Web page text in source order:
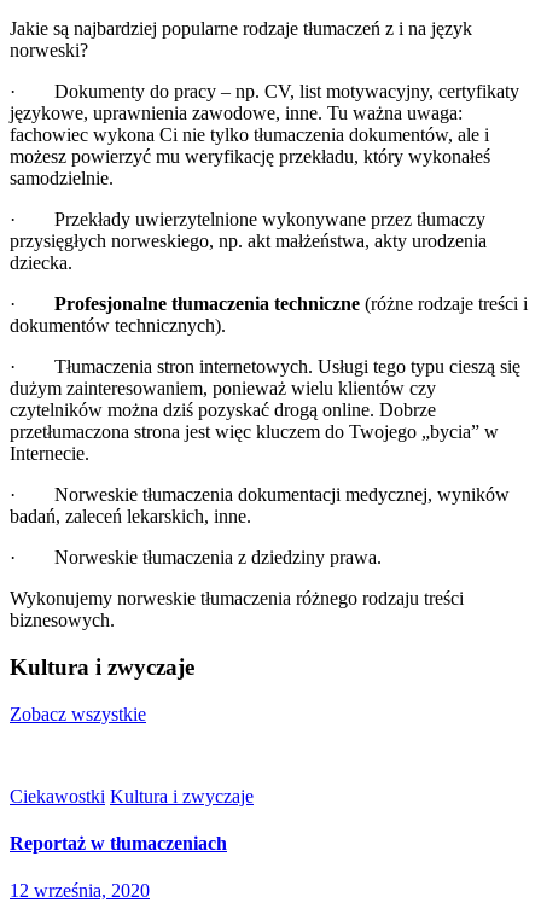
Jakie są najbardziej popularne rodzaje tłumaczeń z i na język
norweski?
· Dokumenty do pracy – np. CV, list motywacyjny, certyfikaty
językowe, uprawnienia zawodowe, inne. Tu ważna uwaga:
fachowiec wykona Ci nie tylko tłumaczenia dokumentów, ale i
możesz powierzyć mu weryfikację przekładu, który wykonałeś
samodzielnie.
· Przekłady uwierzytelnione wykonywane przez tłumaczy
przysięgłych norweskiego, np. akt małżeństwa, akty urodzenia
dziecka.
· Profesjonalne tłumaczenia techniczne (różne rodzaje treści i
dokumentów technicznych).
· Tłumaczenia stron internetowych. Usługi tego typu cieszą się
dużym zainteresowaniem, ponieważ wielu klientów czy
czytelników można dziś pozyskać drogą online. Dobrze
przetłumaczona strona jest więc kluczem do Twojego „bycia” w
Internecie.
· Norweskie tłumaczenia dokumentacji medycznej, wyników
badań, zaleceń lekarskich, inne.
· Norweskie tłumaczenia z dziedziny prawa.
Wykonujemy norweskie tłumaczenia różnego rodzaju treści
biznesowych.
Kultura i zwyczaje
Zobacz wszystkie
Ciekawostki Kultura i zwyczaje
Reportaż w tłumaczeniach
12 września, 2020